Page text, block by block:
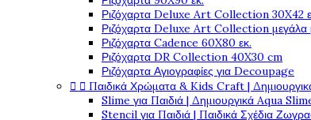
Ριζόχαρτα Deluxe Art Collection 30X42
Ριζόχαρτα Deluxe Art Collection μεγάλα
Ριζόχαρτα Cadence 60X80 εκ.
Ριζόχαρτα DR Collection 40X30 cm
Ριζόχαρτα Αγιογραφίες για Decoupage
  Παιδικά Χρώματα & Kids Craft |
Slime για Παιδιά | Δημιουργικά Aqua
Stencil για Παιδιά | Παιδικά Σχέδια